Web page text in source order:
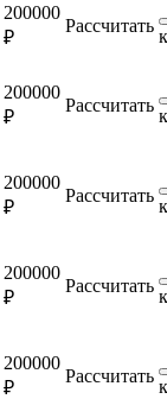
200000
₽
Рассчитать
200000
₽
Рассчитать
200000
₽
Рассчитать
200000
₽
Рассчитать
200000
₽
Рассчитать